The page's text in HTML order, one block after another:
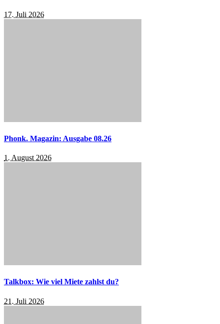
17. Juli 2026
Phonk. Magazin: Ausgabe 08.26
1. August 2026
Talkbox: Wie viel Miete zahlst du?
21. Juli 2026